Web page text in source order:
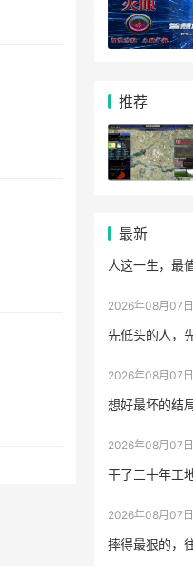
推荐
最新
人这一生，最
2026年08月07
先低头的人，
2026年08月07
想好最坏的结
2026年08月07
干了三十年工
2026年08月07
摔得最狠的，